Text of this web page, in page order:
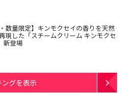
・数量限定】キンモクセイの香りを天然
現した「スチームクリーム キンモクセ
新登場
ングを表示